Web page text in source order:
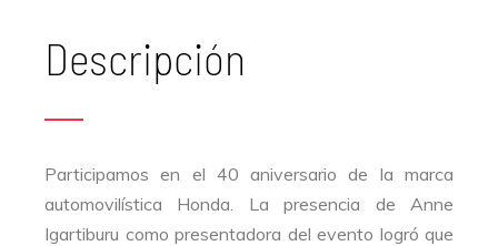
Descripción
Participamos en el 40 aniversario de la marca
automovilística Honda. La presencia de Anne
Igartiburu como presentadora del evento logró que